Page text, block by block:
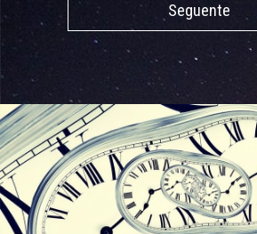
Seguente